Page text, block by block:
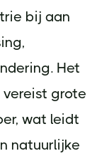
bij aan
Het
grote
wat leidt
natuurlijke